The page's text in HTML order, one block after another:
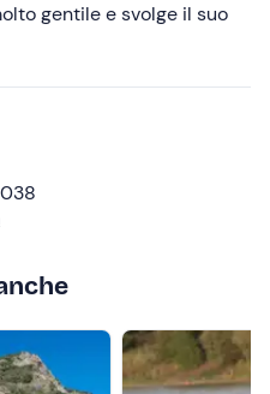
gentile e svolge il suo